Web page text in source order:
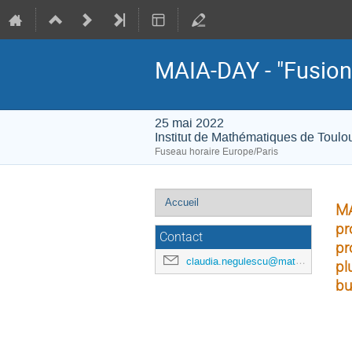
MAIA-DAY -
25 mai 2022
Institut de Mathématiques de
Fuseau horaire Europe/Paris
Menu
de
l'événement
Accueil
Contact
claudia.negulescu@math.univ-toulouse.fr